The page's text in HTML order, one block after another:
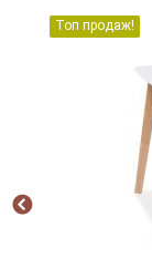
Топ продаж!